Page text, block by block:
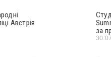
Австрія
за